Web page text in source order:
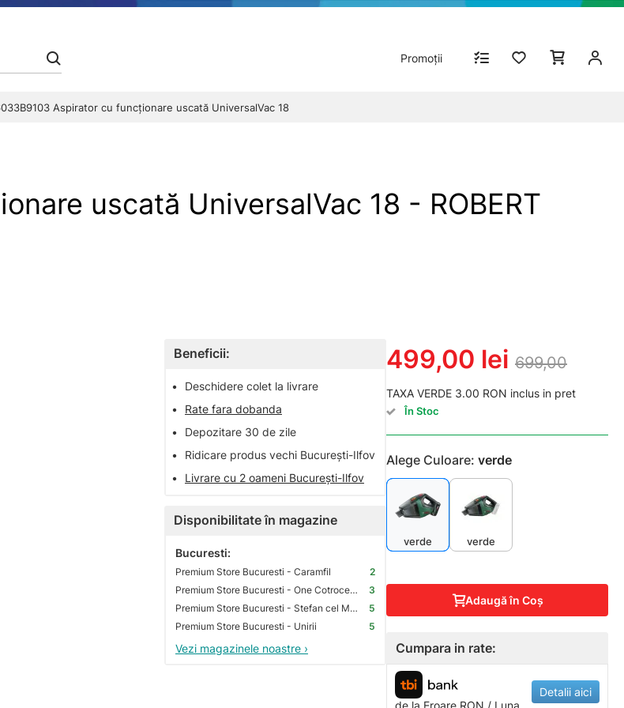
Promoții
Aspirator cu funcţionare uscată UniversalVac 18
uscată UniversalVac 18 - ROBERT
Beneficii:
•
Deschidere colet la livrare
•
Rate fara dobanda
•
Depozitare 30 de zile
•
Ridicare produs vechi București-Ilfov
•
Livrare cu 2 oameni București-Ilfov
Disponibilitate în magazine
Bucuresti:
Premium Store Bucuresti - Caramfil
2
Premium Store Bucuresti - One Cotroceni Park
3
Premium Store Bucuresti - Stefan cel Mare
5
Premium Store Bucuresti - Unirii
5
Vezi magazinele noastre ›
499,00 lei 699,00
TAXA VERDE 3.00 RON inclus in pret
În Stoc
Alege Culoare: verde
verde verde
Adaugă în Coş
Cumpara in rate:
de la Eroare RON / Luna
Detalii aici